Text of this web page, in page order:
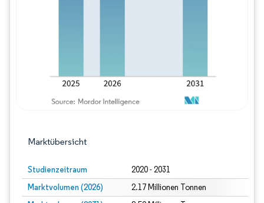
Marktübersicht
Studienzeitraum 2020 - 2031
Marktvolumen (2026) 2.17 Millionen Tonnen